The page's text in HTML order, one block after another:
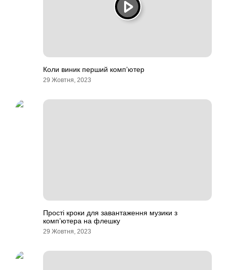
Коли виник перший комп’ютер
29 Жовтня, 2023
Прості кроки для завантаження музики з
комп’ютера на флешку
29 Жовтня, 2023